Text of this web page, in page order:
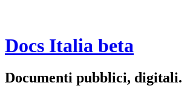
Docs Italia beta
Documenti pubblici, digitali.